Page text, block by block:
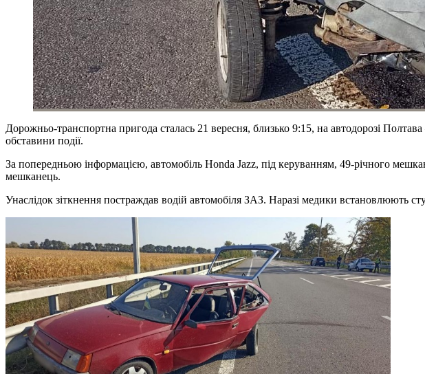
Дорожньо-транспортна пригода сталась 21 вересня, близько 9:15, на автодорозі
обставини події.
За попередньою інформацією, автомобіль Honda Jazz, під керуванням, 49-річного
мешканець.
Унаслідок зіткнення постраждав водій автомобіля ЗАЗ. Наразі медики встановлюють